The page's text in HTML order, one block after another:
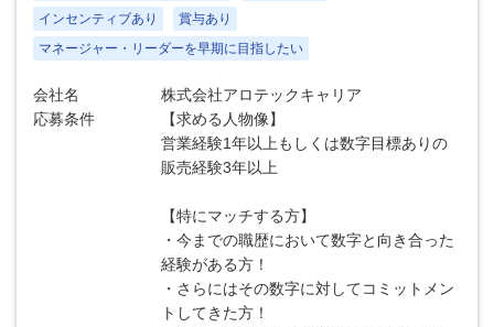
インセンティブあり
賞与あり
マネージャー・リーダーを早期に目指したい
会社名
株式会社アロテックキャリア
応募条件
【求める人物像】
営業経験1年以上もしくは数字目標ありの
販売経験3年以上
【特にマッチする方】
・今までの職歴において数字と向き合った
経験がある方！
・さらにはその数字に対してコミットメン
トしてきた方！